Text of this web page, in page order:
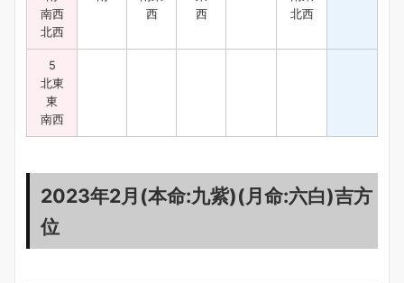
南西
北西
西
西
北西
5
北東
東
南西
2023年2月(本命:九紫)(月命:六白)吉方
位